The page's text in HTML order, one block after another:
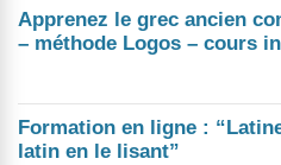
Apprenez le grec ancien
– méthode Logos – cours
Formation en ligne :
latin en le lisant”